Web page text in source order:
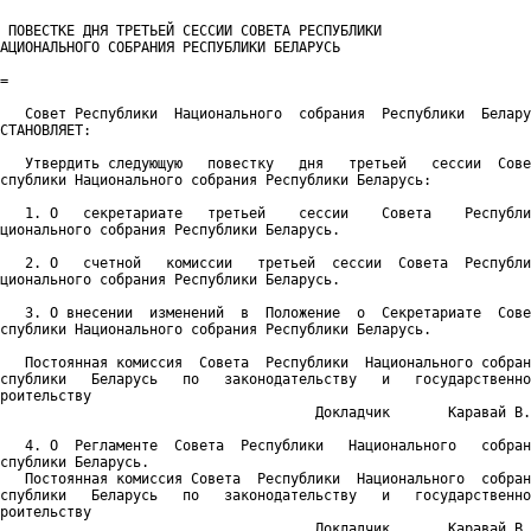
ДНЯ ТРЕТЬЕЙ СЕССИИ СОВЕТА РЕСПУБЛИКИ
СОБРАНИЯ РЕСПУБЛИКИ БЕЛАРУСЬ
Совет Республики  Национального  собрания  Республики
Утвердить следующую   повестку   дня   третьей   сессии
Национального собрания Республики Беларусь:
1. О   секретариате   третьей    сессии    Совета
собрания Республики Беларусь.
2. О   счетной   комиссии   третьей  сессии  Совета
собрания Республики Беларусь.
3. О внесении  изменений  в  Положение  о  Секретариате
Национального собрания Республики Беларусь.
Постоянная комиссия  Совета  Республики  Национального
Беларусь   по   законодательству   и
Докладчик 	Каравай В.С.
4. О  Регламенте  Совета  Республики   Национального
Беларусь.
Постоянная комиссия Совета  Республики  Национального
Беларусь   по   законодательству   и